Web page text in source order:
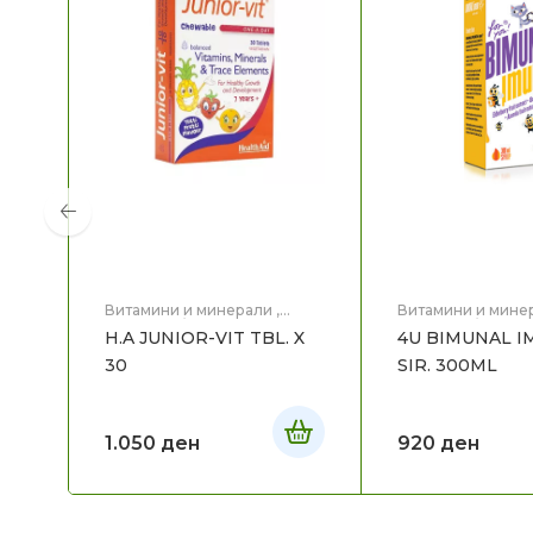
Витамини и минерали ,
бебе и дете,Здравје,Мајка
и Дете
H.A JUNIOR-VIT TBL. X
30
1.050 ден
Витамини и
бебе и дете,
и Дете
4U BIMUNAL
SIR. 300ML
920 ден